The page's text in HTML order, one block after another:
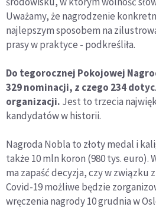
Uważamy, że nagrodzenie
najlepszym sposobem na
prasy w praktyce - podkreśliła.
Do tegorocznej Pokojowej
329 nominacji, z czego 234
organizacji. Jest to trzecia
kandydatów w historii.
Nagroda Nobla to złoty medal i
także 10 mln koron (980 tys. euro).
ma zapaść decyzja, czy w związku
Covid-19 możliwe będzie
wręczenia nagrody 10 grudnia w